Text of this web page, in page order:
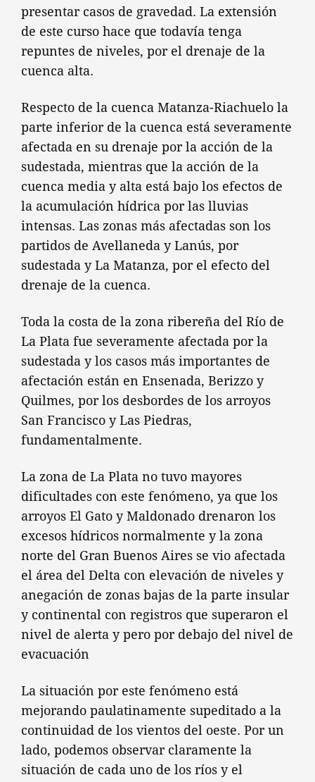
presentar casos de gravedad. La extensión
de este curso hace que todavía tenga
repuntes de niveles, por el drenaje de la
cuenca alta.
Respecto de la cuenca Matanza-Riachuelo la
parte inferior de la cuenca está severamente
afectada en su drenaje por la acción de la
sudestada, mientras que la acción de la
cuenca media y alta está bajo los efectos de
la acumulación hídrica por las lluvias
intensas. Las zonas más afectadas son los
partidos de Avellaneda y Lanús, por
sudestada y La Matanza, por el efecto del
drenaje de la cuenca.
Toda la costa de la zona ribereña del Río de
La Plata fue severamente afectada por la
sudestada y los casos más importantes de
afectación están en Ensenada, Berizzo y
Quilmes, por los desbordes de los arroyos
San Francisco y Las Piedras,
fundamentalmente.
La zona de La Plata no tuvo mayores
dificultades con este fenómeno, ya que los
arroyos El Gato y Maldonado drenaron los
excesos hídricos normalmente y la zona
norte del Gran Buenos Aires se vio afectada
el área del Delta con elevación de niveles y
anegación de zonas bajas de la parte insular
y continental con registros que superaron el
nivel de alerta y pero por debajo del nivel de
evacuación
La situación por este fenómeno está
mejorando paulatinamente supeditado a la
continuidad de los vientos del oeste. Por un
lado, podemos observar claramente la
situación de cada uno de los ríos y el